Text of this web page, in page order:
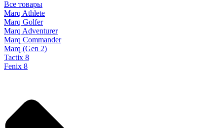
Все товары
Marq Athlete
Marq Golfer
Marq Adventurer
Marq Commander
Marq (Gen 2)
Tactix 8
Fenix 8